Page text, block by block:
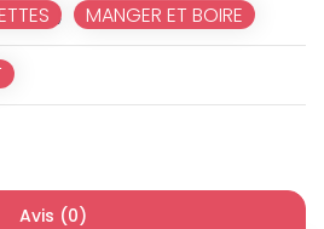
, MANGER ET BOIRE
Avis (0)